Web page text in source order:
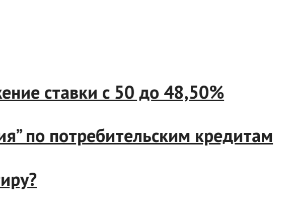
ставки с 50 до 48,50%
по потребительским кредитам